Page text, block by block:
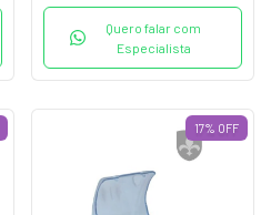
Quero falar com
Especialista
17% OFF